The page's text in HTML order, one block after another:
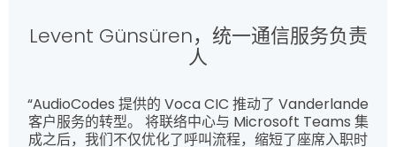
Levent Günsüren，统一通信服务负责
人
“AudioCodes 提供的 Voca CIC 推动了 Vanderlande
客户服务的转型。 将联络中心与 Microsoft Teams 集
成之后，我们不仅优化了呼叫流程，缩短了座席入职时